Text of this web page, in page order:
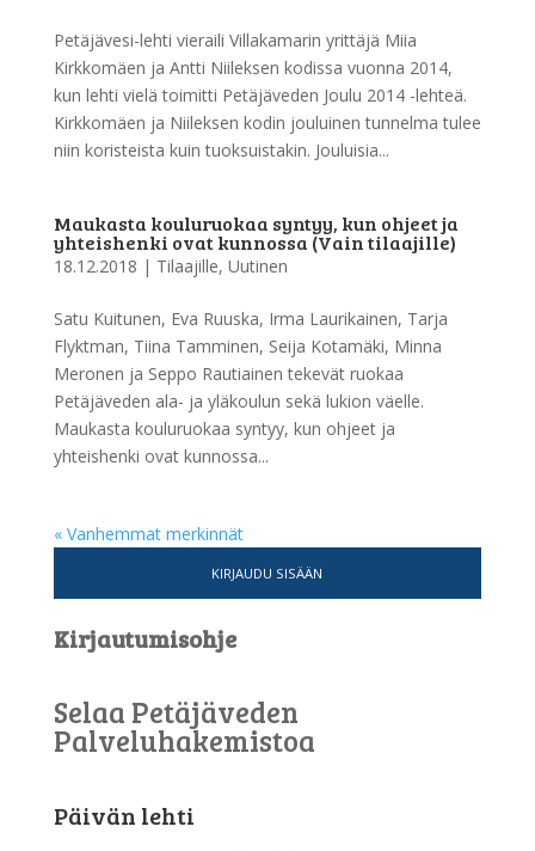
Petäjävesi-lehti vieraili Villakamarin yrittäjä Miia
Kirkkomäen ja Antti Niileksen kodissa vuonna 2014,
kun lehti vielä toimitti Petäjäveden Joulu 2014 -lehteä.
Kirkkomäen ja Niileksen kodin jouluinen tunnelma tulee
niin koristeista kuin tuoksuistakin. Jouluisia...
Maukasta kouluruokaa syntyy, kun ohjeet ja
yhteishenki ovat kunnossa (Vain tilaajille)
18.12.2018 | Tilaajille, Uutinen
Satu Kuitunen, Eva Ruuska, Irma Laurikainen, Tarja
Flyktman, Tiina Tamminen, Seija Kotamäki, Minna
Meronen ja Seppo Rautiainen tekevät ruokaa
Petäjäveden ala- ja yläkoulun sekä lukion väelle.
Maukasta kouluruokaa syntyy, kun ohjeet ja
yhteishenki ovat kunnossa...
« Vanhemmat merkinnät
KIRJAUDU SISÄÄN
Kirjautumisohje
Selaa Petäjäveden
Palveluhakemistoa
Päivän lehti